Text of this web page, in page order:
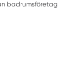
badrumsföretag